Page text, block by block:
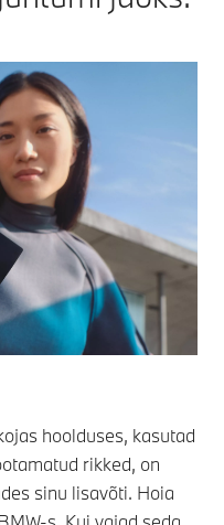
hoolduses, kasutad
rikked, on
sinu lisavõti. Hoia